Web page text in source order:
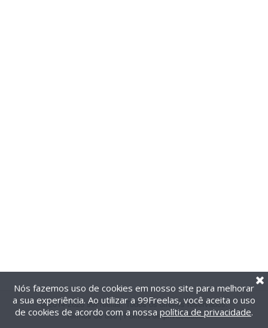
@2014-2026 99Freelas. Todos os direitos reservados.
Termos de uso| Política de privacidade
Nós fazemos uso de cookies em nosso site para melhorar
a sua experiência. Ao utilizar a 99Freelas, você aceita o uso
de cookies de acordo com a nossa política de privacidade.